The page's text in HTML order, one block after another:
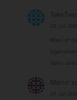
TakeTwo
24. Juli 2026
Was ist
dann
Marco zu
24. Juli 2026